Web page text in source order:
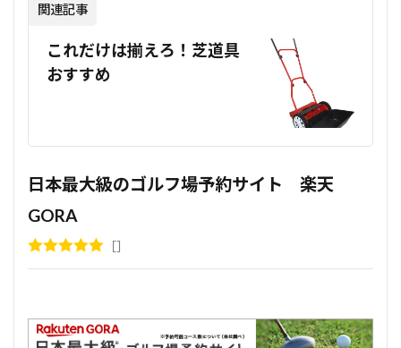
関連記事
これだけは揃えろ！芝道具
おすすめ
日本最大級のゴルフ場予約サイト 楽天
GORA